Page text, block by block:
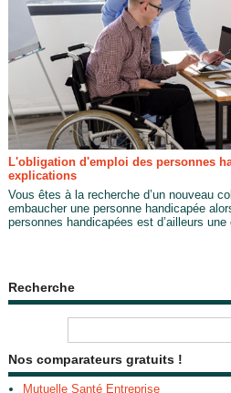
L'obligation d'emploi des personnes
explications
Vous êtes à la recherche d’un nouveau
embaucher une personne handicapée
personnes handicapées est d’ailleurs une
Recherche
Nos comparateurs gratuits !
Mutuelle Santé Entreprise